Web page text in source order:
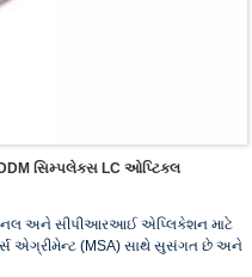
સિમ્પલેક્સ LC ઓપ્ટિકલ
ચેનલ અને સીપીઆરઆઈ એપ્લિકેશન માટે
એગ્રીમેન્ટ (MSA) સાથે સુસંગત છે અને